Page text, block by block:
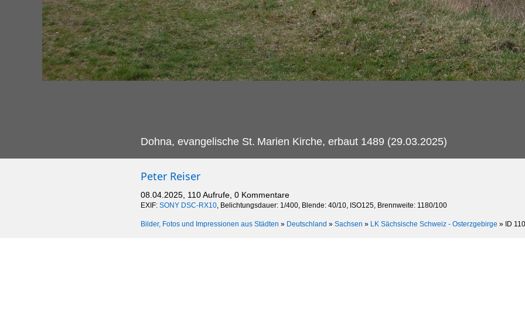
Dohna, evangelische St. Marien Kirche, erbaut 1489 (29.03.2025)
Peter Reiser
08.04.2025, 110 Aufrufe, 0 Kommentare
EXIF: SONY DSC-RX10, Belichtungsdauer: 1/400, Blende: 40/10, ISO125, Brennweite: 1180/100
Bilder, Fotos und Impressionen aus Städten » Deutschland » Sachsen » LK Sächsische Schweiz - Osterzgebirge » ID